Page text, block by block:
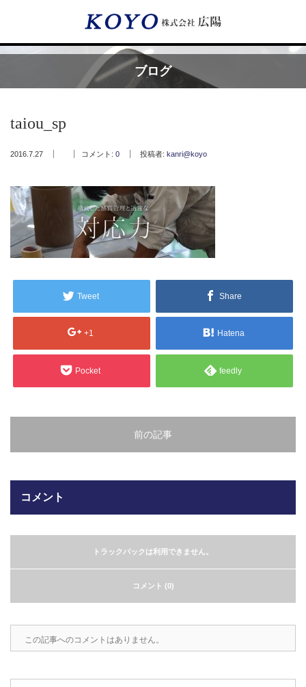
ブログ
taiou_sp
2016.7.27 コメント: 0 投稿者: kanri@koyo
Tweet Share
+1 Hatena
Pocket feedly
前の記事
コメント
トラックバックは利用できません。
コメント (0)
この記事へのコメントはありません。
Menu
フッ素樹脂コーティング
フッ素樹脂ベルト
販売製品
よくある質問
納品までの流れ
会社案内カタログ（PDF）
今まで使用が出来ないとされていた小
型ベルトコンベアでも使用可能なフッ
素樹脂ベルトを開発…
2022.6.12
MFテープ剥離試験①内容機材SUS304
を固定し、テスト機材を引張り試験機
にか…
今、結露、湿気などの問い合わせが増
が、冷蔵庫、…